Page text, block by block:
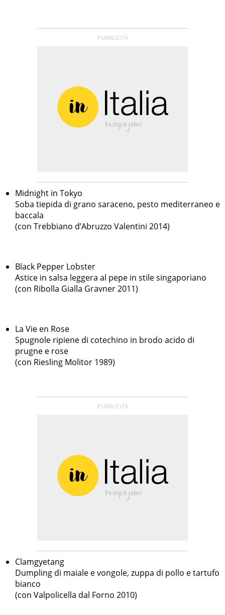
Midnight in Tokyo
Soba tiepida di grano saraceno, pesto mediterraneo e
baccala
(con Trebbiano d’Abruzzo Valentini 2014)
Black Pepper Lobster
Astice in salsa leggera al pepe in stile singaporiano
(con Ribolla Gialla Gravner 2011)
La Vie en Rose
Spugnole ripiene di cotechino in brodo acido di
prugne e rose
(con Riesling Molitor 1989)
Clamgyetang
Dumpling di maiale e vongole, zuppa di pollo e tartufo
bianco
(con Valpolicella dal Forno 2010)